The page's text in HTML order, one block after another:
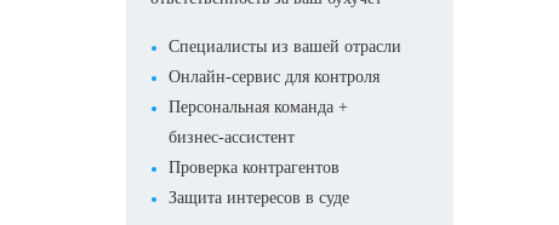
Специалисты из вашей отрасли
Онлайн-сервис для контроля
Персональная команда +
бизнес-ассистент
Проверка контрагентов
Защита интересов в суде